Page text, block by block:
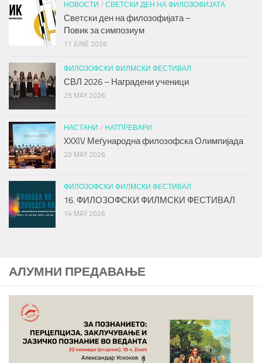
АЛУМНИ ПРЕДАВАЊЕ
НОВОСТИ / СВЕТСКИ ДЕН НА ФИЛОЗОФИЈАТА
Светски ден на филозофијата –
Повик за симпозиум
11 JUNE 2026
ФИЛОЗОФСКИ ФИЛМСКИ ФЕСТИВАЛ
СВЛ 2026 – Наградени ученици
25 MAY 2026
НАСТАНИ / НАТПРЕВАРИ
XXXIV Меѓународна филозофска Олимпијада
20 MAY 2026
ФИЛОЗОФСКИ ФИЛМСКИ ФЕСТИВАЛ
16. ФИЛОЗОФСКИ ФИЛМСКИ ФЕСТИВАЛ
14 MAY 2026